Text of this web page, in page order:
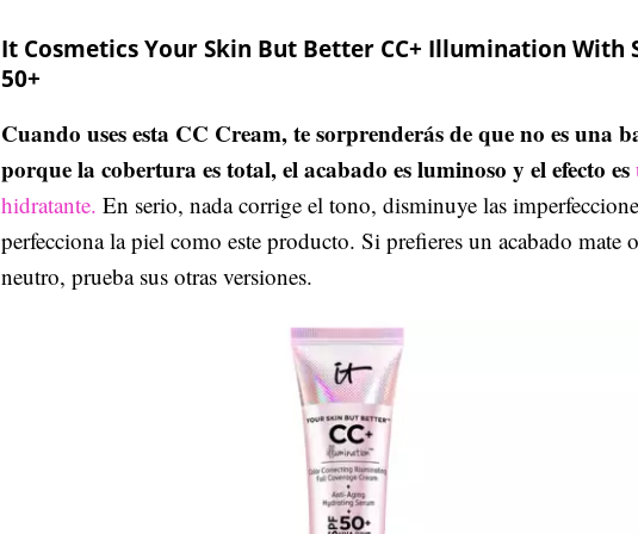
It Cosmetics Your Skin But Better CC+ Illumination With
50+
Cuando uses esta CC Cream, te sorprenderás de que no es una
porque la cobertura es total, el acabado es luminoso y el efecto es
hidratante. En serio, nada corrige el tono, disminuye las
perfecciona la piel como este producto. Si prefieres un acabado mate o
neutro, prueba sus otras versiones.